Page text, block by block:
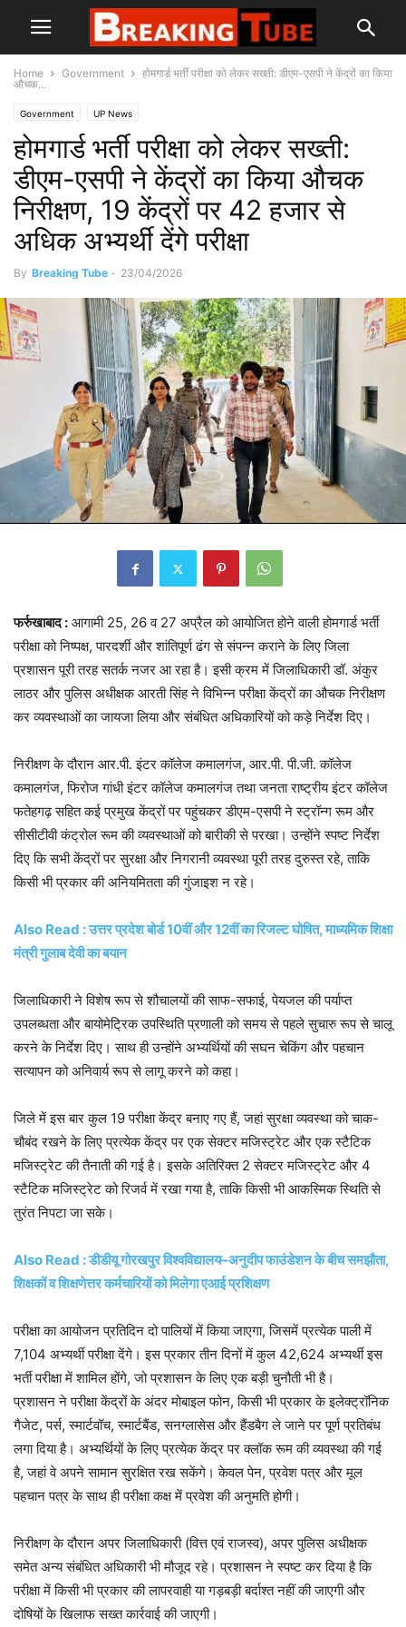
Home Government
होमगार्ड भर्ती परीक्षा को लेकर सख्ती: डीएम-एसपी ने केंद्रों का किया
औचक...
Government UP News
होमगार्ड भर्ती परीक्षा को लेकर सख्ती:
डीएम-एसपी ने केंद्रों का किया औचक
निरीक्षण, 19 केंद्रों पर 42 हजार से
अधिक अभ्यर्थी देंगे परीक्षा
By Breaking Tube - 23/04/2026
फर्रुखाबाद : आगामी 25, 26 व 27 अप्रैल को आयोजित होने वाली होमगार्ड भर्ती
परीक्षा को निष्पक्ष, पारदर्शी और शांतिपूर्ण ढंग से संपन्न कराने के लिए जिला
प्रशासन पूरी तरह सतर्क नजर आ रहा है। इसी क्रम में जिलाधिकारी डॉ. अंकुर
लाठर और पुलिस अधीक्षक आरती सिंह ने विभिन्न परीक्षा केंद्रों का औचक निरीक्षण
कर व्यवस्थाओं का जायजा लिया और संबंधित अधिकारियों को कड़े निर्देश दिए।
निरीक्षण के दौरान आर.पी. इंटर कॉलेज कमालगंज, आर.पी. पी.जी. कॉलेज
कमालगंज, फिरोज गांधी इंटर कॉलेज कमालगंज तथा जनता राष्ट्रीय इंटर कॉलेज
फतेहगढ़ सहित कई प्रमुख केंद्रों पर पहुंचकर डीएम-एसपी ने स्ट्रॉन्ग रूम और
सीसीटीवी कंट्रोल रूम की व्यवस्थाओं को बारीकी से परखा। उन्होंने स्पष्ट निर्देश
दिए कि सभी केंद्रों पर सुरक्षा और निगरानी व्यवस्था पूरी तरह दुरुस्त रहे, ताकि
किसी भी प्रकार की अनियमितता की गुंजाइश न रहे।
Also Read : उत्तर प्रदेश बोर्ड 10वीं और 12वीं का रिजल्ट घोषित, माध्यमिक शिक्षा
मंत्री गुलाब देवी का बयान
जिलाधिकारी ने विशेष रूप से शौचालयों की साफ-सफाई, पेयजल की पर्याप्त
उपलब्धता और बायोमेट्रिक उपस्थिति प्रणाली को समय से पहले सुचारु रूप से चालू
करने के निर्देश दिए। साथ ही उन्होंने अभ्यर्थियों की सघन चेकिंग और पहचान
सत्यापन को अनिवार्य रूप से लागू करने को कहा।
जिले में इस बार कुल 19 परीक्षा केंद्र बनाए गए हैं, जहां सुरक्षा व्यवस्था को चाक-
चौबंद रखने के लिए प्रत्येक केंद्र पर एक सेक्टर मजिस्ट्रेट और एक स्टैटिक
मजिस्ट्रेट की तैनाती की गई है। इसके अतिरिक्त 2 सेक्टर मजिस्ट्रेट और 4
स्टैटिक मजिस्ट्रेट को रिजर्व में रखा गया है, ताकि किसी भी आकस्मिक स्थिति से
तुरंत निपटा जा सके।
Also Read : डीडीयू गोरखपुर विश्वविद्यालय–अनुदीप फाउंडेशन के बीच समझौता,
शिक्षकों व शिक्षणेत्तर कर्मचारियों को मिलेगा एआई प्रशिक्षण
परीक्षा का आयोजन प्रतिदिन दो पालियों में किया जाएगा, जिसमें प्रत्येक पाली में
7,104 अभ्यर्थी परीक्षा देंगे। इस प्रकार तीन दिनों में कुल 42,624 अभ्यर्थी इस
भर्ती परीक्षा में शामिल होंगे, जो प्रशासन के लिए एक बड़ी चुनौती भी है।
प्रशासन ने परीक्षा केंद्रों के अंदर मोबाइल फोन, किसी भी प्रकार के इलेक्ट्रॉनिक
गैजेट, पर्स, स्मार्टवॉच, स्मार्टबैंड, सनग्लासेस और हैंडबैग ले जाने पर पूर्ण प्रतिबंध
लगा दिया है। अभ्यर्थियों के लिए प्रत्येक केंद्र पर क्लॉक रूम की व्यवस्था की गई
है, जहां वे अपने सामान सुरक्षित रख सकेंगे। केवल पेन, प्रवेश पत्र और मूल
पहचान पत्र के साथ ही परीक्षा कक्ष में प्रवेश की अनुमति होगी।
निरीक्षण के दौरान अपर जिलाधिकारी (वित्त एवं राजस्व), अपर पुलिस अधीक्षक
समेत अन्य संबंधित अधिकारी भी मौजूद रहे। प्रशासन ने स्पष्ट कर दिया है कि
परीक्षा में किसी भी प्रकार की लापरवाही या गड़बड़ी बर्दाश्त नहीं की जाएगी और
दोषियों के खिलाफ सख्त कार्रवाई की जाएगी।